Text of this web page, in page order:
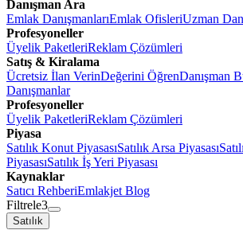
Danışman Ara
Emlak DanışmanlarıEmlak OfisleriUzman
Profesyoneller
Üyelik PaketleriReklam Çözümleri
Satış & Kiralama
Ücretsiz İlan VerinDeğerini ÖğrenDanışman
Danışmanlar
Profesyoneller
Üyelik PaketleriReklam Çözümleri
Piyasa
Satılık Konut PiyasasıSatılık Arsa Piyasası
PiyasasıSatılık İş Yeri Piyasası
Kaynaklar
Satıcı RehberiEmlakjet Blog
Filtrele3
Satılık